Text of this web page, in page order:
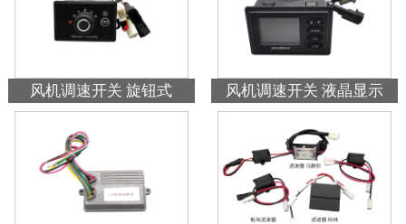
风机调速开关 旋钮式 风机调速开关 液晶显示